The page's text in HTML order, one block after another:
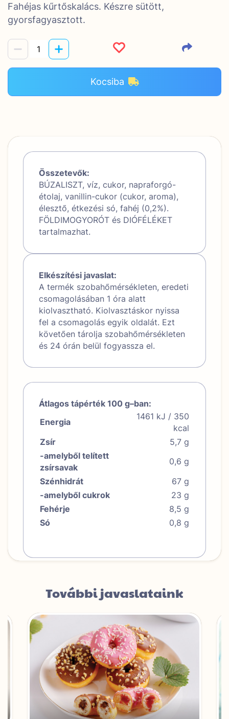
Fahéjas kűrtőskalács. Készre sütött,
gyorsfagyasztott.
Kocsiba
Összetevők:
BÚZALISZT, víz, cukor, napraforgó-
étolaj, vanillin-cukor (cukor, aroma),
élesztő, étkezési só, fahéj (0,2%).
FÖLDIMOGYORÓT és DIÓFÉLÉKET
tartalmazhat.
Elkészítési javaslat:
A termék szobahőmérsékleten, eredeti
csomagolásában 1 óra alatt
kiolvasztható. Kiolvasztáskor nyissa
fel a csomagolás egyik oldalát. Ezt
követően tárolja szobahőmérsékleten
és 24 órán belül fogyassza el.
Átlagos tápérték 100 g–ban:
Energia
1461 kJ / 350
kcal
Zsír
5,7 g
-amelyből telített
zsírsavak
0,6 g
Szénhidrát
67 g
-amelyből cukrok
23 g
Fehérje
8,5 g
Só
0,8 g
További javaslataink